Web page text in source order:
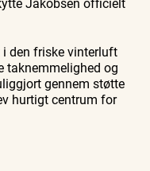
BedfordBedford
søsiden
i den friske vinterluft
taknemmelighed og
gennem støtte
hurtigt centrum for